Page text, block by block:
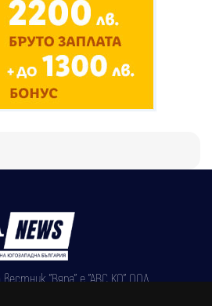
"Вяра" е "АВС КО" ООД,
година.